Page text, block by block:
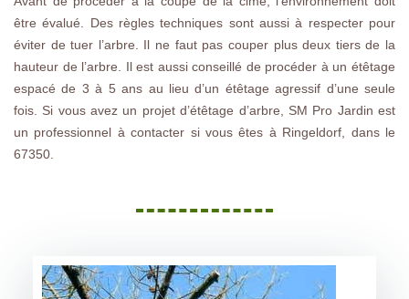
être évalué. Des règles techniques sont aussi à respecter pour
éviter de tuer l’arbre. Il ne faut pas couper plus deux tiers de la
hauteur de l’arbre. Il est aussi conseillé de procéder à un étêtage
espacé de 3 à 5 ans au lieu d’un étêtage agressif d’une seule
fois. Si vous avez un projet d’étêtage d’arbre, SM Pro Jardin est
un professionnel à contacter si vous êtes à Ringeldorf, dans le
67350.